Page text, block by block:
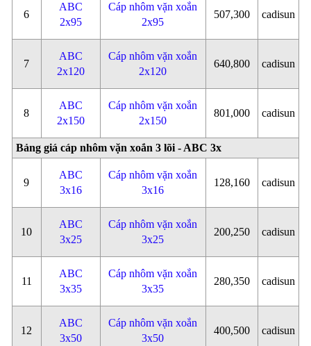
6
ABC
2x95
Cáp nhôm vặn xoắn
2x95
507,300 cadisun
7
ABC
2x120
Cáp nhôm vặn xoắn
2x120
640,800 cadisun
8
ABC
2x150
Cáp nhôm vặn xoắn
2x150
801,000 cadisun
Bảng giá cáp nhôm vặn xoắn 3 lõi - ABC 3x
9
ABC
3x16
Cáp nhôm vặn xoắn
3x16
128,160 cadisun
10
ABC
3x25
Cáp nhôm vặn xoắn
3x25
200,250 cadisun
11
ABC
3x35
Cáp nhôm vặn xoắn
3x35
280,350 cadisun
12
ABC
3x50
Cáp nhôm vặn xoắn
3x50
400,500 cadisun